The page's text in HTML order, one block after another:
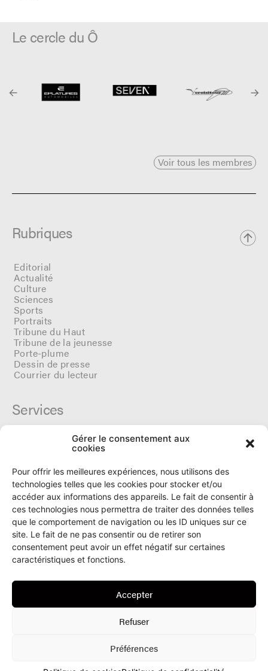
Gérer le consentement aux
cookies
Pour offrir les meilleures expériences, nous utilisons des
technologies telles que les cookies pour stocker et/ou
accéder aux informations des appareils. Le fait de consentir à
ces technologies nous permettra de traiter des données telles
que le comportement de navigation ou les ID uniques sur ce
site. Le fait de ne pas consentir ou de retirer son
consentement peut avoir un effet négatif sur certaines
caractéristiques et fonctions.
Accepter
Refuser
Préférences
Le cercle du Ô
Voir tous les membres
Rubriques
Editorial
Actualité
Culture
Sciences
Sports
Portraits
Tribune du Haut
Tribune de la jeunesse
Porte-plume
Dessin de presse
Courrier du lecteur
Services
Archives
Tarifs et dates de parutions
Politique de cookies
Politique de confidentialité
Le Ô
2300 La Chaux-de-Fonds
info@le-O.ch
© Le Ô 2022